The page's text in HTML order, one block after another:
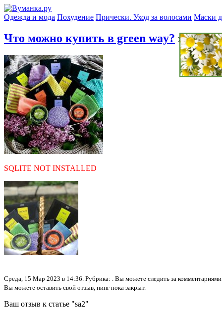
Одежда и мода Похудение Прически. Уход за волосами Маски
Что можно купить в green way? » sa2
SQLITE NOT INSTALLED
Среда, 15 Мар 2023 в 14:36. Рубрика: . Вы можете следить за
Вы можете оставить свой отзыв, пинг пока закрыт.
Ваш отзыв к статье "sa2"